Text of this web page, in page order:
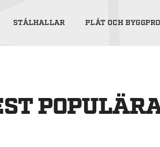
STÅLHALLAR PLÅT OCH